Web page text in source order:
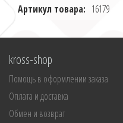
Артикул товара: 16179
kross-shop
Помощь в оформлении заказа
Оплата и доставка
Обмен и возврат